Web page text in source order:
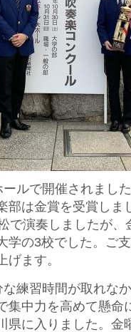
ルで開催されまし
部は金賞を受賞しま
で演奏しましたが、
学の3校でした。ご
げます。
練習時間が取れな
集中力を高めて懸命
県に入りました。金